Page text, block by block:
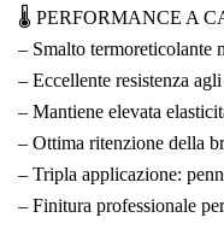
🌡️ PERFORMANCE A
– Smalto termoreticolante
– Eccellente resistenza
– Mantiene elevata
– Ottima ritenzione della
– Tripla applicazione:
– Finitura professionale